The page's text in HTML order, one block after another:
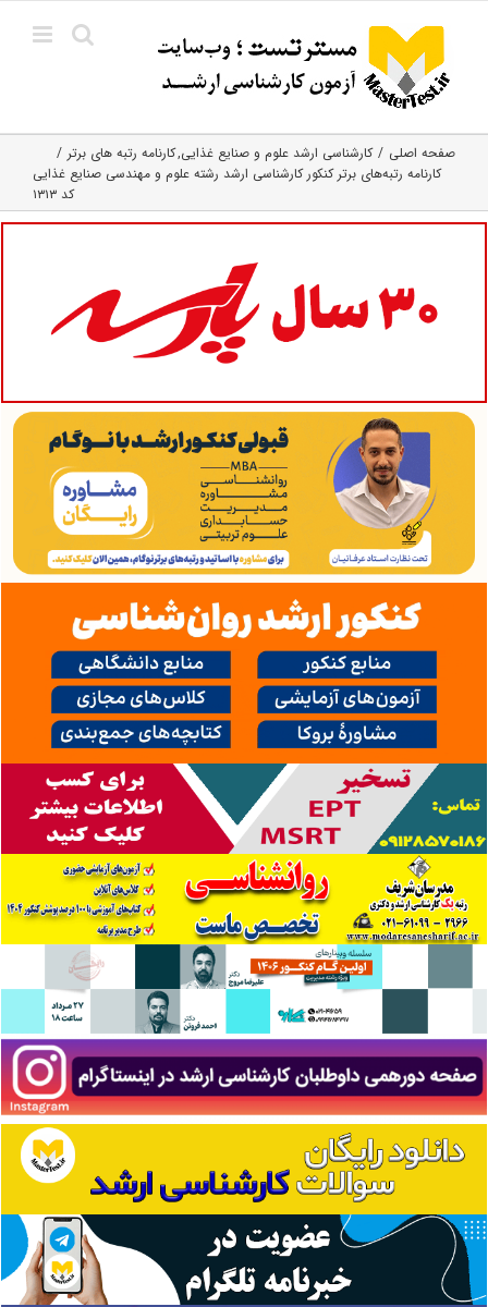
content
صفحه اصلی کارشناسی ارشد علوم و صنایع غذایی کارنامه رتبه های برتر
کارنامه رتبه‌های برتر کنکور کارشناسی ارشد رشته علوم و مهندسی صنایع غذایی
کد ۱۳۱۳